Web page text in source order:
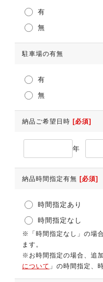
有
無
駐車場の有無
有
無
納品ご希望日時 [必須]
年
納品時間指定有無 [必須]
時間指定あり
時間指定なし
※「時間指定なし」の場
ます。
※お時間指定の場合、追
について 」の時間指定、